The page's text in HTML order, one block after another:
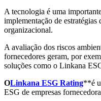
A tecnologia é uma
implementação de estratégias
organizacional.
A avaliação dos riscos
fornecedores geram, por
soluções como o Linkana
OLinkana ESG Rating**é
ESG de empresas